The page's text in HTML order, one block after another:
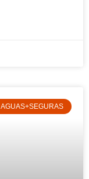
AGUAS+SEGURAS